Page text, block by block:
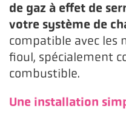
de gaz à effet de
votre système de
compatible avec les
fioul, spécialement
combustible.
Une installation